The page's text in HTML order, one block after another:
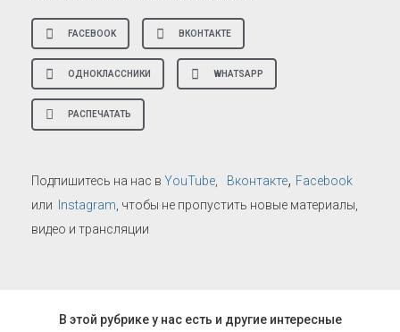
FACEBOOK ВКОНТАКТЕ
ОДНОКЛАССНИКИ WHATSAPP
РАСПЕЧАТАТЬ
Подпишитесь на нас в YouTube Вконтакте, Facebook
или Instagram , чтобы не пропустить новые материалы,
видео и трансляции
В этой рубрике у нас есть и другие интересные